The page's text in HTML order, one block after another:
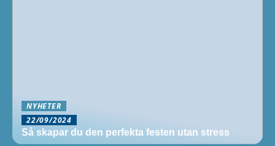
NYHETER
22/09/2024
Så skapar du den perfekta festen utan stress